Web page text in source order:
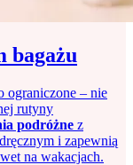
bagażu
ograniczone – nie
rutyny
podróżne z
i zapewnią
na wakacjach.